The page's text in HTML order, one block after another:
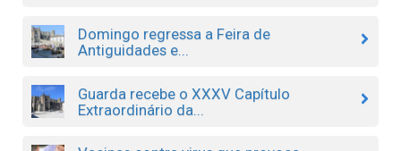
Domingo regressa a Feira de
Antiguidades e...
Guarda recebe o XXXV Capítulo
Extraordinário da...